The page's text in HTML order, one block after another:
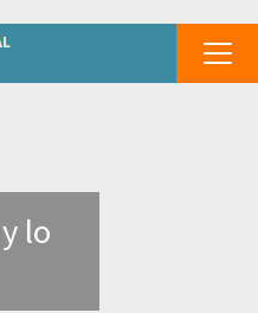
de la Sierra
lo